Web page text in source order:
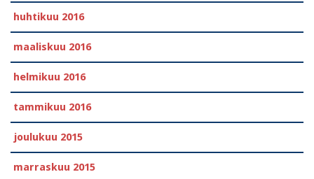
huhtikuu 2016
maaliskuu 2016
helmikuu 2016
tammikuu 2016
joulukuu 2015
marraskuu 2015